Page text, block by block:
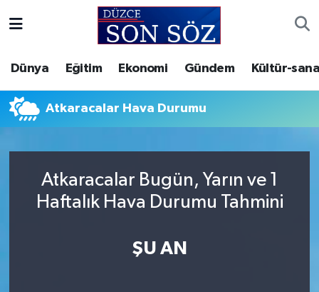
Dünya Eğitim Ekonomi Gündem Kültür-
Atkaracalar Hava Durumu
Atkaracalar Bugün, Yarın ve 1
Haftalık Hava Durumu Tahmini
ŞU AN
Gizlilik Sözleşmesi
İletişim
Video Galeri
Akçakoca Hava Durumu
Akçakoca Trafik Yoğunluk Haritası
Tüm Manşetler